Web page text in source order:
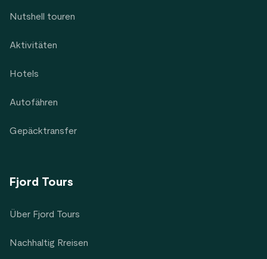
Nutshell touren
Aktivitäten
Hotels
Autofähren
Gepäcktransfer
Fjord Tours
Über Fjord Tours
Nachhaltig Rreisen